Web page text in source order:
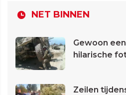
NET BINNEN
Gewoon
hilarische
Zeilen